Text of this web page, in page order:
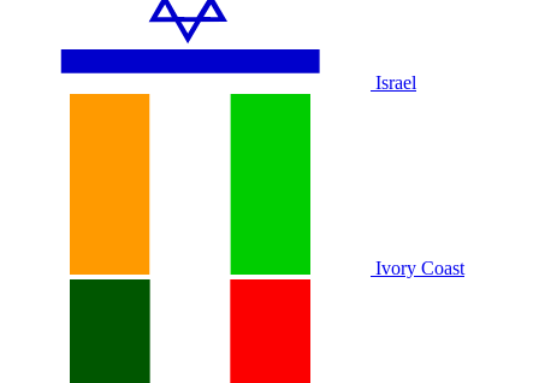
Israel
Ivory Coast